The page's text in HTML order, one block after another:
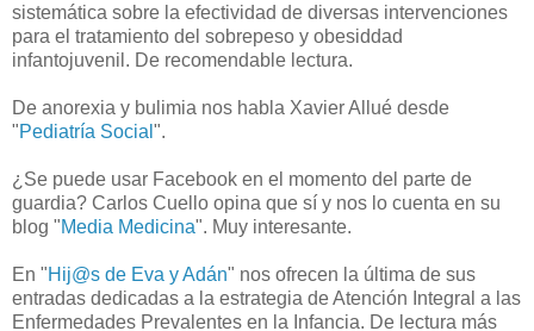
sistemática sobre la efectividad de diversas intervenciones
para el tratamiento del sobrepeso y obesiddad
infantojuvenil. De recomendable lectura.
De anorexia y bulimia nos habla Xavier Allué desde
"Pediatría Social ".
¿Se puede usar Facebook en el momento del parte de
guardia? Carlos Cuello opina que sí y nos lo cuenta en su
blog "Media Medicina". Muy interesante.
En "Hij@s de Eva y Adán" nos ofrecen la última de sus
entradas dedicadas a la estrategia de Atención Integral a las
Enfermedades Prevalentes en la Infancia. De lectura más